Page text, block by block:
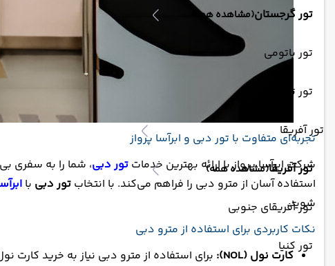
تور گرجستان(مشاهده همه)
تور باتومی
تور تفلیس
تور آفریقا
تور آفریقا(مشاهده همه)
تور آفریقای جنوبی
تور کنیا
تجربه‌ای متفاوت با تور دبی و ابرآسا پرواز
شرکت ابرآسا پرواز با ارائه بهترین خدمات تور دبی، شما را به سفری
استفاده آسان از مترو دبی را فراهم می‌کند. با انتخاب تور دبی با
شوید.
نکات کاربردی برای استفاده از مترو دبی
کارت نول (NOL):
برای استفاده از مترو دبی نیاز به خرید